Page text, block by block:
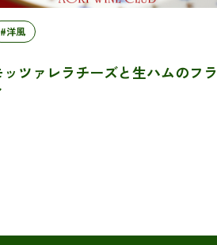
#洋風
ッツァレラチーズと生ハムのフラ